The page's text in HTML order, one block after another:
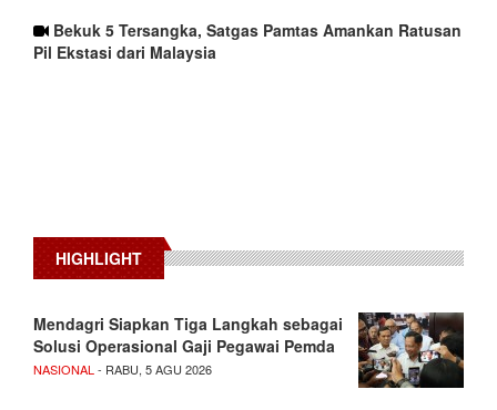
Bekuk 5 Tersangka, Satgas Pamtas Amankan Ratusan
Pil Ekstasi dari Malaysia
HIGHLIGHT
Mendagri Siapkan Tiga Langkah sebagai
Solusi Operasional Gaji Pegawai Pemda
NASIONAL - RABU, 5 AGU 2026